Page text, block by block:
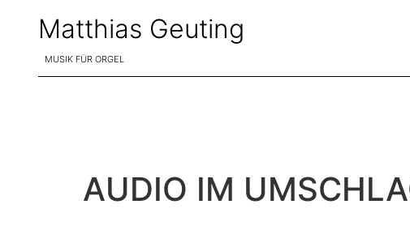
Matthias Geuting
MUSIK FÜR ORGEL
AUDIO IM